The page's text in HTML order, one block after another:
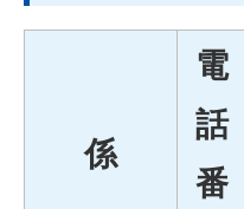
係
電
話
番